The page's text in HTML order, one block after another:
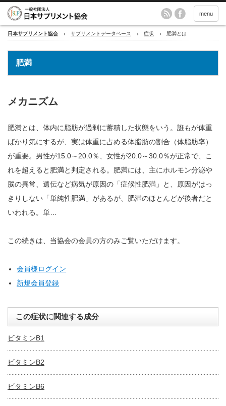
menu
日本サプリメント協会 サプリメントデータベース 症状 肥満とは
肥満
メカニズム
肥満とは、体内に脂肪が過剰に蓄積した状態をいう。誰もが体重
ばかり気にするが、実は体重に占める体脂肪の割合（体脂肪率）
が重要。男性が15.0～20.0％、女性が20.0～30.0％が正常で、こ
れを超えると肥満と判定される。肥満には、主にホルモン分泌や
脳の異常、遺伝など病気が原因の「症候性肥満」と、原因がはっ
きりしない「単純性肥満」があるが、肥満のほとんどが後者だと
いわれる。単…
この続きは、当協会の会員の方のみご覧いただけます。
会員様ログイン
新規会員登録
この症状に関連する成分
ビタミンB1
ビタミンB2
ビタミンB6